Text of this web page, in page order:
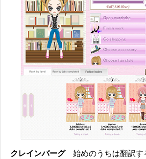
クレインバーグ始めのうちは翻訳す